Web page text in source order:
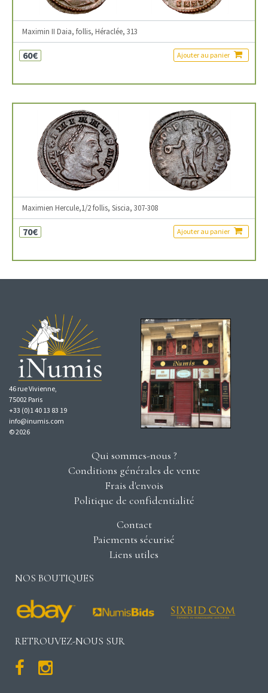
Maximin II Daia, follis, Héraclée, 313
60€ Ajouter au panier
Maximien Hercule,1/2 follis, Siscia, 307-308
70€ Ajouter au panier
46 rue Vivienne,
75002 Paris
+33 (0)1 40 13 83 19
info@inumis.com
© 2026
Qui sommes-nous ?
Conditions générales de vente
Frais d'envois
Politique de confidentialité
Contact
Paiements sécurisé
Liens utiles
NOS BOUTIQUES
RETROUVEZ-NOUS SUR